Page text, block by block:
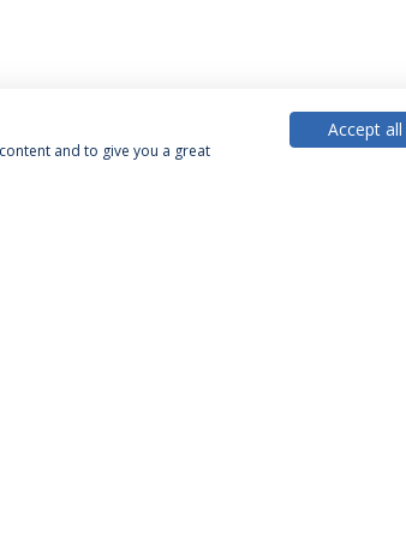
and to give you a great
Accept all